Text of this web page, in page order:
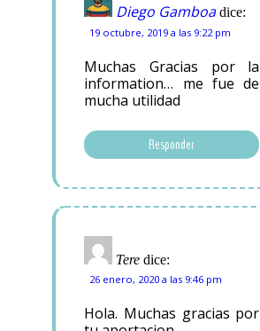
Diego Gamboa dice:
19 octubre, 2019 a las 9:22 pm
Muchas Gracias por la
information… me fue de
mucha utilidad
Responder
Tere dice:
26 enero, 2020 a las 9:46 pm
Hola. Muchas gracias por